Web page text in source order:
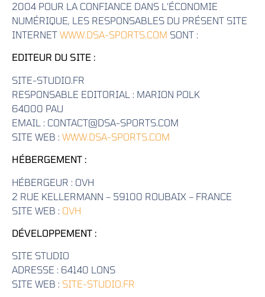
2004 POUR LA CONFIANCE DANS L’ÉCONOMIE
NUMÉRIQUE, LES RESPONSABLES DU PRÉSENT SITE
INTERNET WWW.DSA-SPORTS.COM SONT :
EDITEUR DU SITE :
SITE-STUDIO.FR
RESPONSABLE EDITORIAL : MARION POLK
64000 PAU
EMAIL : CONTACT@DSA-SPORTS.COM
SITE WEB : WWW.DSA-SPORTS.COM
HÉBERGEMENT :
HÉBERGEUR : OVH
2 RUE KELLERMANN – 59100 ROUBAIX – FRANCE
SITE WEB : OVH
DÉVELOPPEMENT :
SITE STUDIO
ADRESSE : 64140 LONS
SITE WEB : SITE-STUDIO.FR